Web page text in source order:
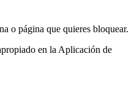
o página que quieres bloquear.
en la Aplicación de